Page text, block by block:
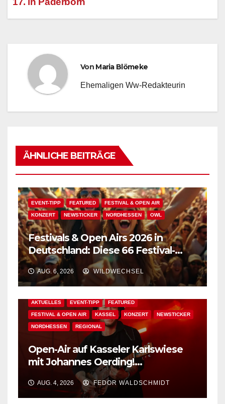
Von Maria Blömeke
Ehemaligen Ww-Redakteurin
ÄHNLICHE BEITRÄGE
EVENT-TIPP FEATURED FESTIVAL & OPEN AIR
KONZERT NEWSTICKER NORDHESSEN OWL
Festivals & Open Airs 2026 in
Deutschland: Diese 66 Festival-
Events warten auf Dich!
AUG. 6, 2026 WILDWECHSEL
AKTUELLES EVENT-TIPP FEATURED
FESTIVAL & OPEN AIR KASSEL KONZERT NEWSTICKER
NORDHESSEN REGIONAL
Open-Air auf Kasseler Karlswiese
mit Johannes Oerding!
Zusatzkontingent an Tickets
erhältlich!
AUG. 4, 2026 FEDOR WALDSCHMIDT